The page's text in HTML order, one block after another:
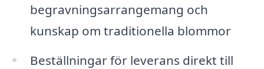
begravningsarrangemang och
kunskap om traditionella blommor
Beställningar för leverans direkt till